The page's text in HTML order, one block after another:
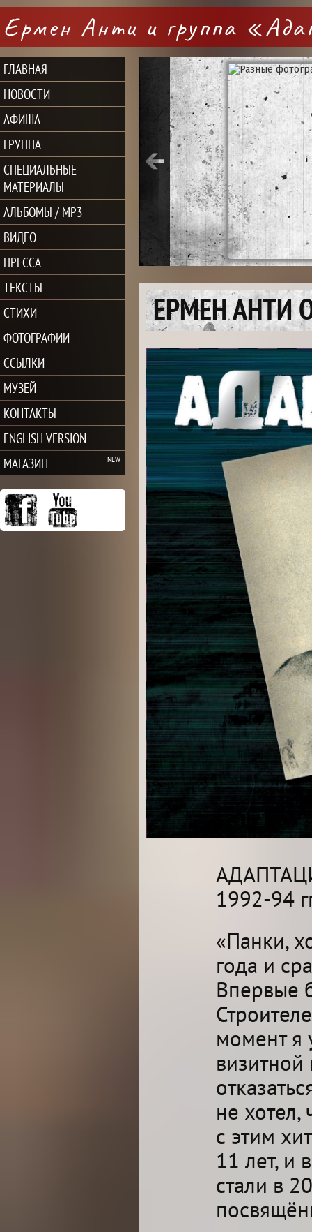
Ермен Анти и группа
ГЛАВНАЯ
НОВОСТИ
АФИША
ГРУППА
СПЕЦИАЛЬНЫЕ
МАТЕРИАЛЫ
АЛЬБОМЫ / MP3
ВИДЕО
ПРЕССА
ТЕКСТЫ
СТИХИ
ФОТОГРАФИИ
ССЫЛКИ
МУЗЕЙ
КОНТАКТЫ
ENGLISH VERSION
МАГАЗИН
ЕРМЕН АНТИ
1992-94
«Панки,
года и
Впервые
момент я
не хотел,
с этим
11 лет, и
стали в